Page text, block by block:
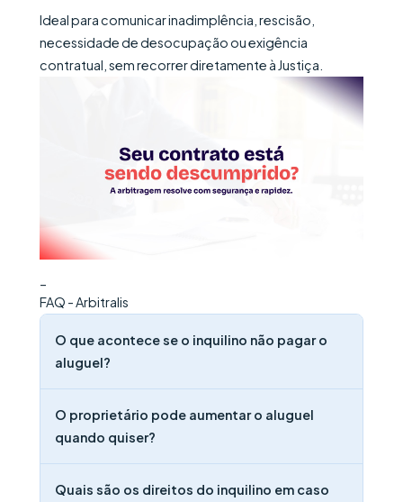
Ideal para comunicar inadimplência, rescisão,
necessidade de desocupação ou exigência
contratual, sem recorrer diretamente à Justiça.
FAQ - Arbitralis
O que acontece se o inquilino não pagar o
aluguel?
O proprietário pode aumentar o aluguel
quando quiser?
Quais são os direitos do inquilino em caso